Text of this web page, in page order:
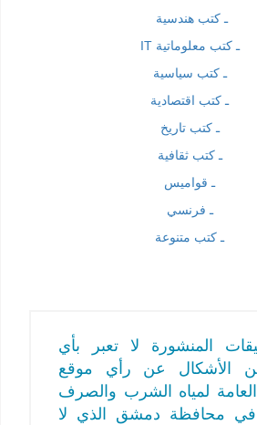
ـ كتب هندسية
ـ كتب معلوماتية IT
ـ كتب سياسية
ـ كتب اقتصادية
ـ كتب تاريخ
ـ كتب ثقافية
ـ قواميس
ـ فرنسي
ـ كتب متنوعة
المنشورة لا تعبر بأي
الأشكال عن رأي موقع
لمياه الشرب والصرف
محافظة دمشق الذي لا